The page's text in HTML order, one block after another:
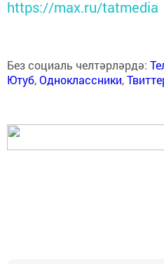
https://max.ru/tatmedia
Без социаль челтәрләрдә:
Ютуб,Одноклассники,